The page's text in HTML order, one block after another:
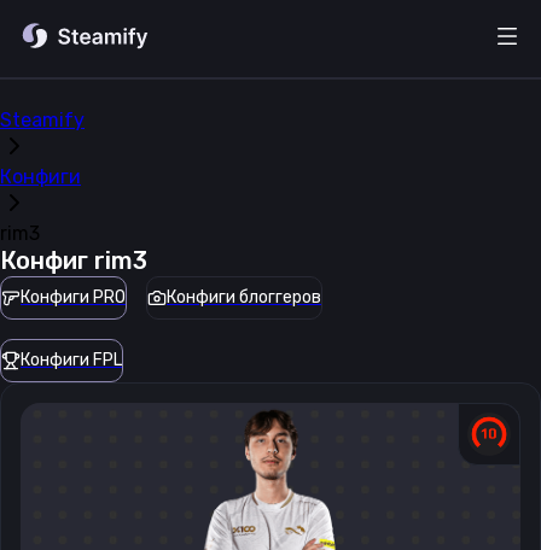
Steamify
Конфиги
rim3
Конфиг rim3
Конфиги PRO Конфиги блоггеров
Конфиги FPL